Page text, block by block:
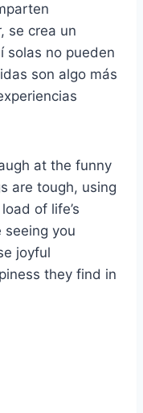
se crea un
solas no pueden
son algo más
at the funny
are tough, using
of life’s
seeing you
joyful
they find in